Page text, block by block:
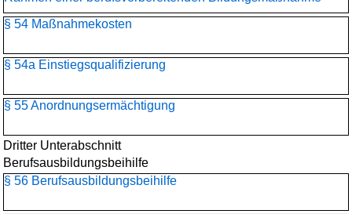
§ 54 Maßnahmekosten
§ 54a Einstiegsqualifizierung
§ 55 Anordnungsermächtigung
Dritter Unterabschnitt
Berufsausbildungsbeihilfe
§ 56 Berufsausbildungsbeihilfe